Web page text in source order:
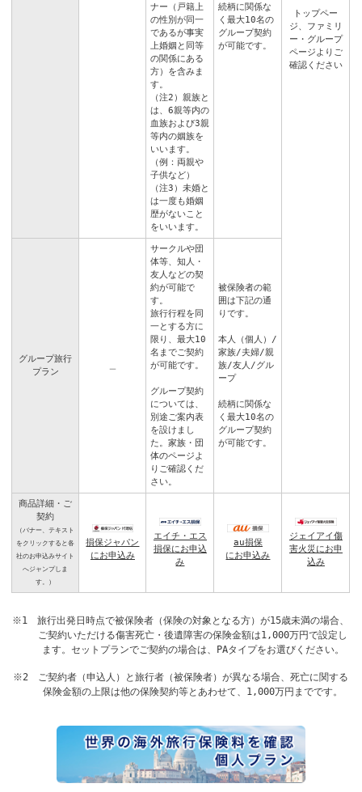
トップペー
ジ、 ファミリ
ー・グループ
ページよりご
確認ください
ナー（戸籍上
の性別が同一
であるが事実
上婚姻と同等
の関係にある
方）を含みま
す。
（注2）親族と
は、6親等内の
血族および3親
等内の姻族を
いいます。
（例：両親や
子供など）
（注3）未婚と
は一度も婚姻
歴がないこと
をいいます。
続柄に関係な
く最大10名の
グループ契約
が可能です。
グループ旅行
プラン
サークルや団
体等、知人・
友人などの契
約が可能で
す。
旅行行程を同
一とする方に
限り、最大10
名までご契約
が可能です。
グループ契約
については、
別途ご案内表
を設けまし
た。家族・団
体のページよ
りご確認くだ
さい。
被保険者の範
囲は下記の通
りです。
本人（個人）/
家族/夫婦/親
族/友人/グル
ープ
続柄に関係な
く最大10名の
グループ契約
が可能です。
商品詳細・ご
契約
（バナー、テキスト
をクリックすると各
社のお申込みサイト
へジャンプしま
す。）
損保ジャパン
にお申込み
エイチ・エス
損保にお申込
み
au損保
にお申込み
ジェイアイ傷
害火災にお申
込み
※1 旅行出発日時点で被保険者（保険の対象となる方）が15歳未満の場合、
ご契約いただける傷害死亡・後遺障害の保険金額は1,000万円で設定し
ます。セットプランでご契約の場合は、PAタイプをお選びください。
※2 ご契約者（申込人）と旅行者（被保険者）が異なる場合、死亡に関する
保険金額の上限は他の保険契約等とあわせて、1,000万円までです。